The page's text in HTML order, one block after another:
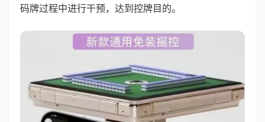
码牌过程中进行干预，达到控牌目的。